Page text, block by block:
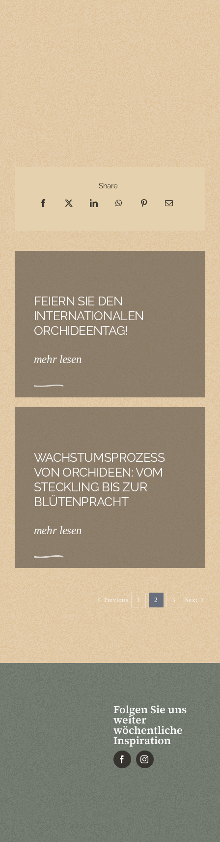
Share
FEIERN SIE DEN
INTERNATIONALEN
ORCHIDEENTAG!
mehr lesen
WACHSTUMSPROZESS
VON ORCHIDEEN: VOM
STECKLING BIS ZUR
BLÜTENPRACHT
mehr lesen
Previous 1 2 3 Next
Folgen Sie uns
weiter
wöchentliche
Inspiration